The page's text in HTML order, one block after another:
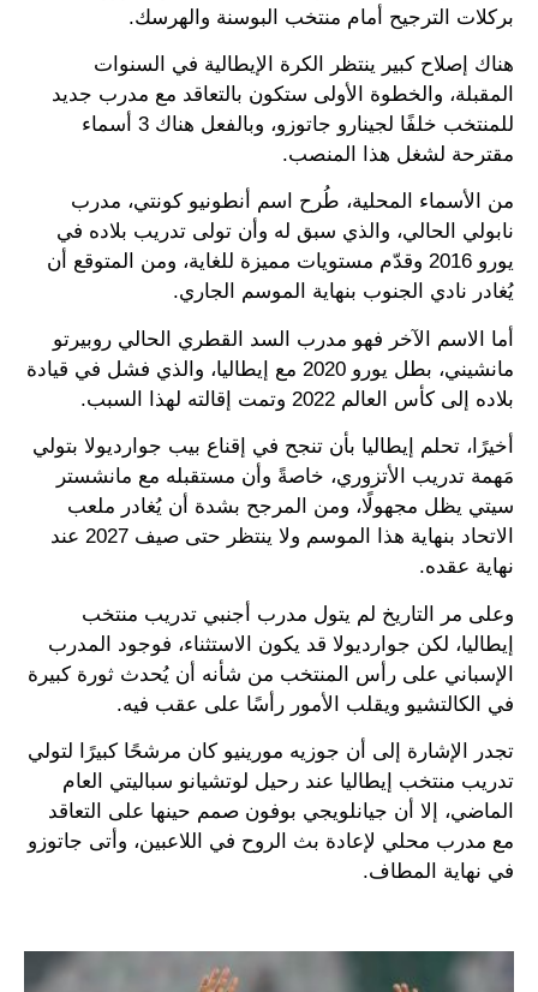
بركلات الترجيح أمام منتخب البوسنة والهرسك.
هناك إصلاح كبير ينتظر الكرة الإيطالية في السنوات
المقبلة، والخطوة الأولى ستكون بالتعاقد مع مدرب جديد
للمنتخب خلفًا لجينارو جاتوزو، وبالفعل هناك 3 أسماء
مقترحة لشغل هذا المنصب.
من الأسماء المحلية، طُرح اسم أنطونيو كونتي، مدرب
نابولي الحالي، والذي سبق له وأن تولى تدريب بلاده في
يورو 2016 وقدّم مستويات مميزة للغاية، ومن المتوقع أن
يُغادر نادي الجنوب بنهاية الموسم الجاري.
أما الاسم الآخر فهو مدرب السد القطري الحالي روبيرتو
مانشيني، بطل يورو 2020 مع إيطاليا، والذي فشل في قيادة
بلاده إلى كأس العالم 2022 وتمت إقالته لهذا السبب.
أخيرًا، تحلم إيطاليا بأن تنجح في إقناع بيب جوارديولا بتولي
مَهمة تدريب الأتزوري، خاصةً وأن مستقبله مع مانشستر
سيتي يظل مجهولًا، ومن المرجح بشدة أن يُغادر ملعب
الاتحاد بنهاية هذا الموسم ولا ينتظر حتى صيف 2027 عند
نهاية عقده.
وعلى مر التاريخ لم يتول مدرب أجنبي تدريب منتخب
إيطاليا، لكن جوارديولا قد يكون الاستثناء، فوجود المدرب
الإسباني على رأس المنتخب من شأنه أن يُحدث ثورة كبيرة
في الكالتشيو ويقلب الأمور رأسًا على عقب فيه.
تجدر الإشارة إلى أن جوزيه مورينيو كان مرشحًا كبيرًا لتولي
تدريب منتخب إيطاليا عند رحيل لوتشيانو سباليتي العام
الماضي، إلا أن جيانلويجي بوفون صمم حينها على التعاقد
مع مدرب محلي لإعادة بث الروح في اللاعبين، وأتى جاتوزو
في نهاية المطاف.